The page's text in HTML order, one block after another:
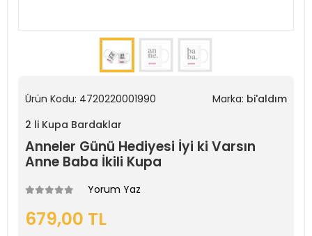
Ürün Kodu: 4720220001990 Marka: bi'aldım
2 li Kupa Bardaklar
Anneler Günü Hediyesi İyi ki Varsın
Anne Baba İkili Kupa
Yorum Yaz
679,00 TL